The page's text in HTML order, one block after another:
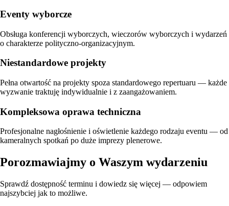
Eventy wyborcze
Obsługa konferencji wyborczych, wieczorów wyborczych i wydarzeń
o charakterze polityczno-organizacyjnym.
Niestandardowe projekty
Pełna otwartość na projekty spoza standardowego repertuaru — każde
wyzwanie traktuję indywidualnie i z zaangażowaniem.
Kompleksowa oprawa techniczna
Profesjonalne nagłośnienie i oświetlenie każdego rodzaju eventu — od
kameralnych spotkań po duże imprezy plenerowe.
Porozmawiajmy o Waszym wydarzeniu
Sprawdź dostępność terminu i dowiedz się więcej — odpowiem
najszybciej jak to możliwe.